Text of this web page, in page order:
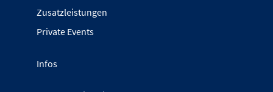
Zusatzleistungen
Private Events
Infos